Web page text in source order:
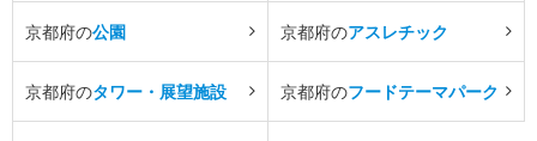
京都府の公園 京都府のアスレチック
京都府のタワー・展望施設 京都府のフードテーマパーク